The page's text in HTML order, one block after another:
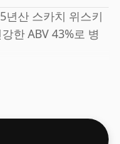
산 스카치 위스키
한 ABV 43%로 병